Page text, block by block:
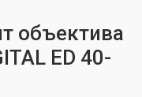
объектива
ED 40-